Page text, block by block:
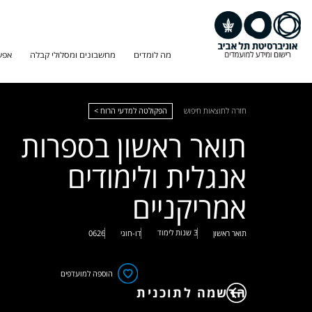
מה לומדים מחשבונים ומסלולי קבלה
חזרה לתוצאות חיפוש הפקולטה למדעי הרוח >
תואר ראשון בספרות
אנגלית ולימודים
אמריקניים
תואר ראשון 3 שנות לימוד דו-חוגי 0626
הוספה למועדפים
הרשמה לתוכנית